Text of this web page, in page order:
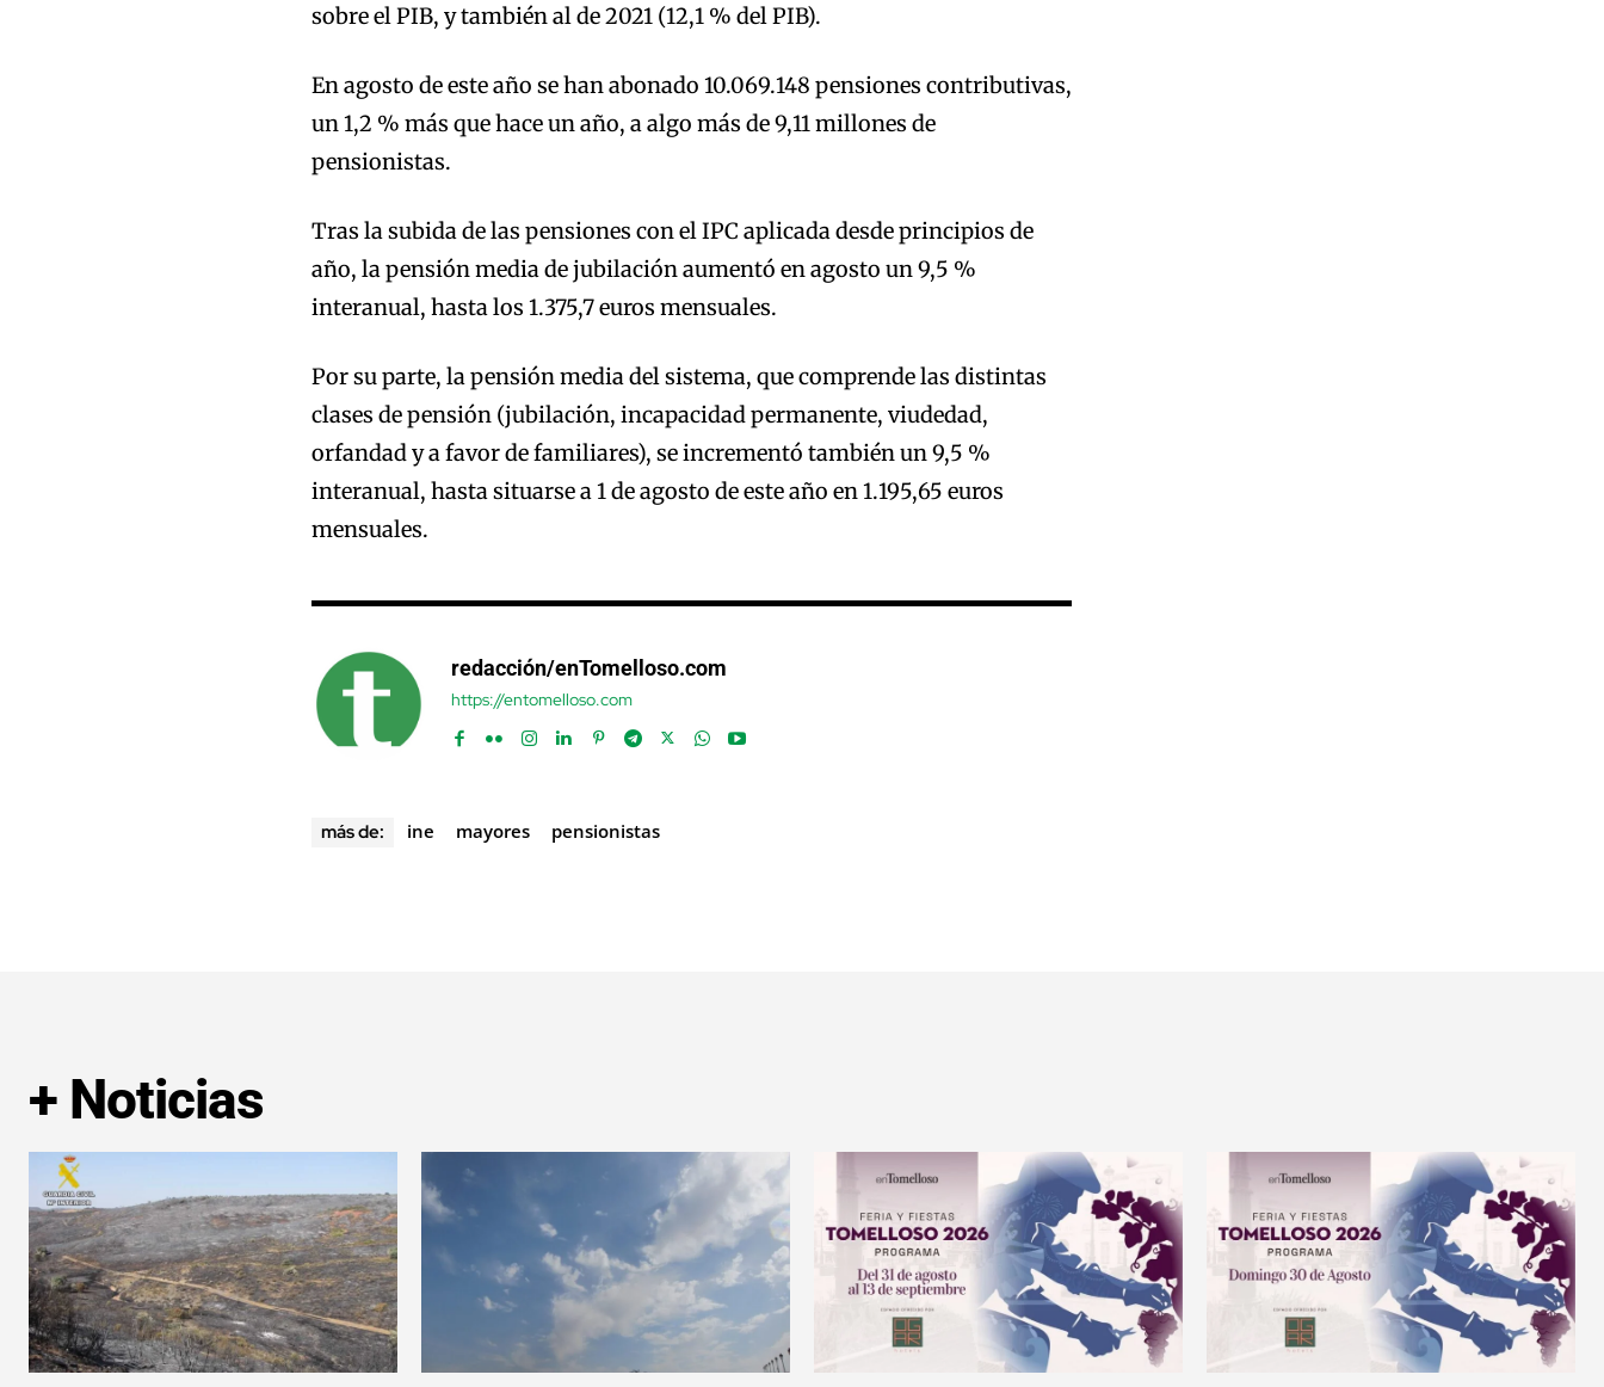
sobre el PIB, y también al de 2021 (12,1 % del PIB).
En agosto de este año se han abonado 10.069.148 pensiones contributivas,
un 1,2 % más que hace un año, a algo más de 9,11 millones de
pensionistas.
Tras la subida de las pensiones con el IPC aplicada desde principios de
año, la pensión media de jubilación aumentó en agosto un 9,5 %
interanual, hasta los 1.375,7 euros mensuales.
Por su parte, la pensión media del sistema, que comprende las distintas
clases de pensión (jubilación, incapacidad permanente, viudedad,
orfandad y a favor de familiares), se incrementó también un 9,5 %
interanual, hasta situarse a 1 de agosto de este año en 1.195,65 euros
mensuales.
redacción/enTomelloso.com
https://entomelloso.com
más de: ine mayores pensionistas
+ Noticias